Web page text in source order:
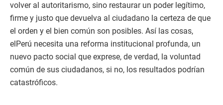
volver al autoritarismo, sino restaurar un poder legítimo,
firme y justo que devuelva al ciudadano la certeza de que
el orden y el bien común son posibles. Así las cosas,
elPerú necesita una reforma institucional profunda, un
nuevo pacto social que exprese, de verdad, la voluntad
común de sus ciudadanos, si no, los resultados podrían
catastróficos.